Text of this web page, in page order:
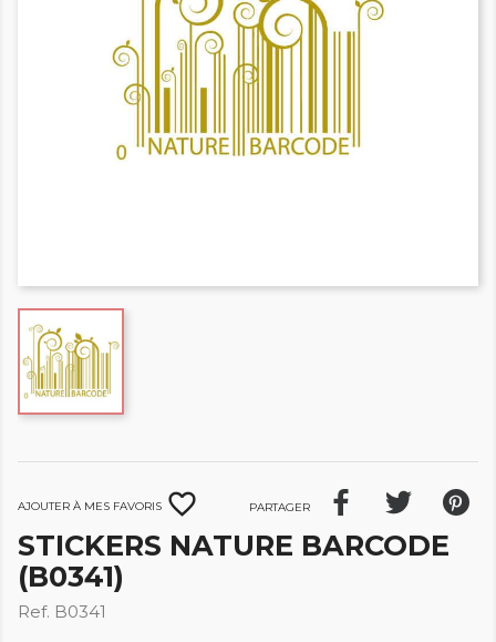
Ajouter à mes favoris favorite_border Partager
STICKERS NATURE BARCODE
(B0341)
Ref. B0341